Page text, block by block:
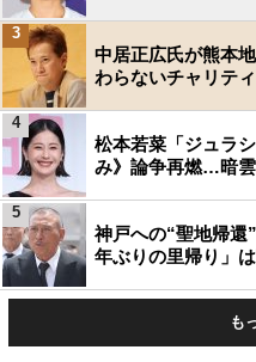
中居正広氏が熊本
わらないチャリテ
3
松本若菜「ジュラ
み》論争再燃…暗
4
神戸への“聖地帰
年ぶりの里帰り」
5
も